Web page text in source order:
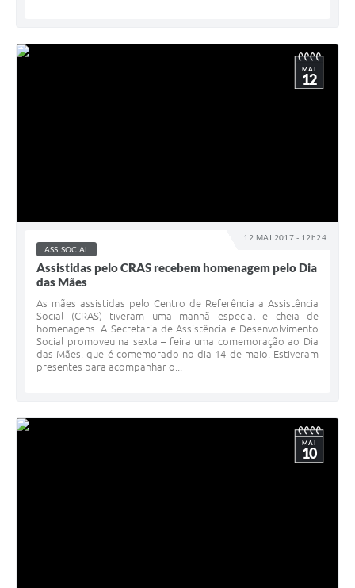
12 MAI 2017 - 12h24
MAI
12
ASS. SOCIAL
Assistidas pelo CRAS recebem homenagem pelo Dia
das Mães
As mães assistidas pelo Centro de Referência a Assistência
Social (CRAS) tiveram uma manhã especial e cheia de
homenagens. A Secretaria de Assistência e Desenvolvimento
Social promoveu na sexta – feira uma comemoração ao Dia
das Mães, que é comemorado no dia 14 de maio. Estiveram
presentes para acompanhar o...
MAI
10